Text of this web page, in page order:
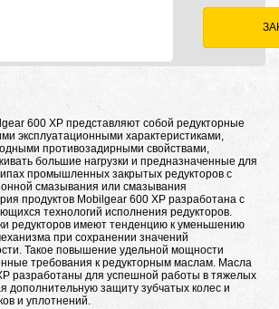
600 ХР представляют собой редукторные
эксплуатационными характеристиками,
противозадирными свойствами,
большие нагрузки и предназначенные для
промышленных закрытых редукторов с
смазывания или смазывания
продуктов Mobilgear 600 XP разработана с
технологий исполнения редукторов.
редукторов имеют тенденцию к уменьшению
при сохранении значений
Такое повышение удельной мощности
требования к редукторным маслам. Масла
разработаны для успешной работы в тяжелых
дополнительную защиту зубчатых колес и
и уплотнений.